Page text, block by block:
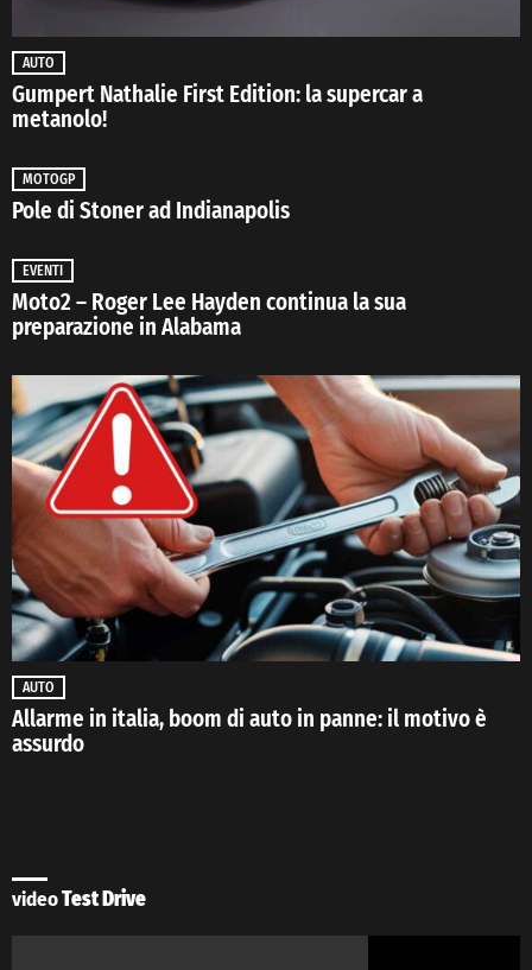
AUTO
Gumpert Nathalie First Edition: la supercar a
metanolo!
MOTOGP
Pole di Stoner ad Indianapolis
EVENTI
Moto2 – Roger Lee Hayden continua la sua
preparazione in Alabama
AUTO
Allarme in italia, boom di auto in panne: il motivo è
assurdo
videoTest Drive